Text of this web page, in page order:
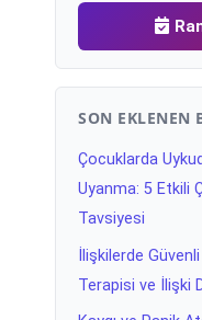
SON EKLENEN
Çocuklarda
Uyanma: 5 Etkili
Tavsiyesi
İlişkilerde
Terapisi ve İlişki